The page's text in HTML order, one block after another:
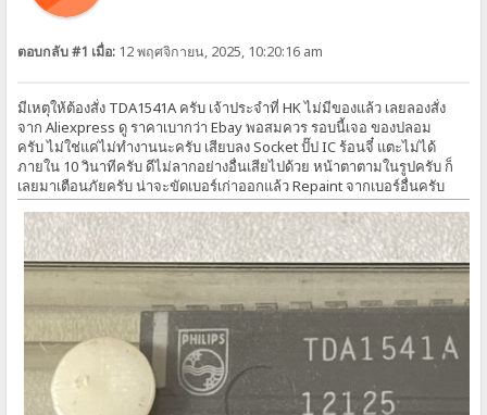
ตอบกลับ #1 เมื่อ: 12 พฤศจิกายน, 2025, 10:20:16 am
มีเหตุให้ต้องสั่ง TDA1541A ครับ เจ้าประจำที่ HK ไม่มีของแล้ว เลยลองสั่ง
จาก Aliexpress ดู ราคาเบากว่า Ebay พอสมควร รอบนี้เจอ ของปลอม
ครับ ไม่ใช่แค่ไม่ทำงานนะครับ เสียบลง Socket ปั๊ป IC ร้อนจี๋ แตะไม่ได้
ภายใน 10 วินาทีครับ ดีไม่ลากอย่างอื่นเสียไปด้วย หน้าตาตามในรูปครับ ก็
เลยมาเตือนภัยครับ น่าจะขัดเบอร์เก่าออกแล้ว Repaint จากเบอร์อื่นครับ